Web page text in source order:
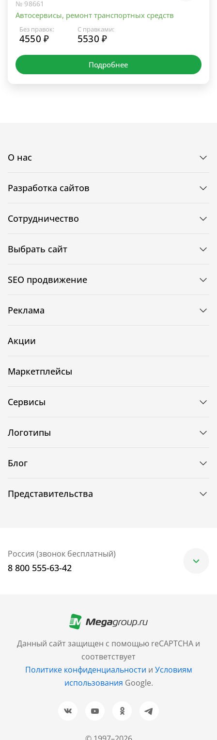
№ 98661
Автосервисы, ремонт транспортных средств
Без правок:
4550 ₽
С правками:
5530 ₽
Подробнее
Данный сайт защищен с помощью reCAPTCHA и
соответствует
Политике конфиденциальности и Условиям
использования Google.
О нас
Разработка сайтов
Сотрудничество
Выбрать сайт
SEO продвижение
Реклама
Акции
Маркетплейсы
Сервисы
Логотипы
Блог
Представительства
Россия (звонок бесплатный)
8 800 555-63-42
+7 (499) 705-30-10
Санкт-Петербург
+7 (812) 600-77-33
Барнаул
+7 (961) 999-93-93
Новосибирск